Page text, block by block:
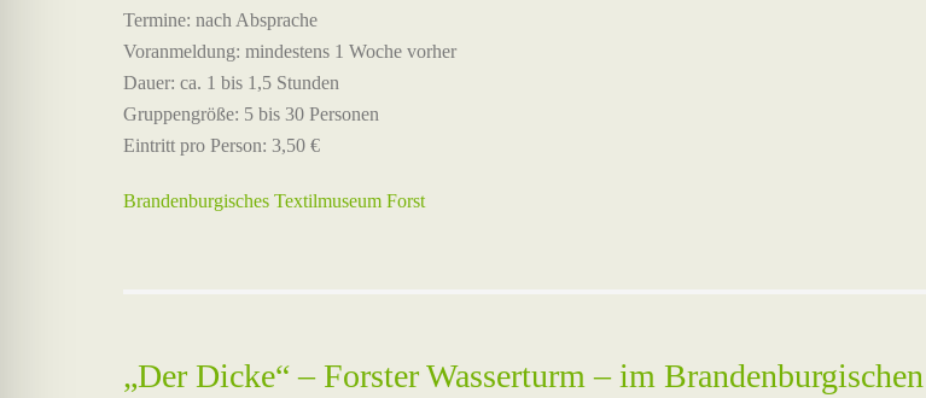
Termine: nach Absprache
Voranmeldung: mindestens 1 Woche vorher
Dauer: ca. 1 bis 1,5 Stunden
Gruppengröße: 5 bis 30 Personen
Eintritt pro Person: 3,50 €
Brandenburgisches Textilmuseum Forst
„Der Dicke“ – Forster Wasserturm – im Brandenburgischen